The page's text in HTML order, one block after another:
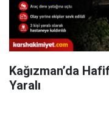
Kağızman’da
Yaralı